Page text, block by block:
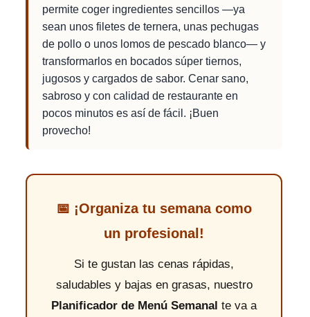
permite coger ingredientes sencillos —ya
sean unos filetes de ternera, unas pechugas
de pollo o unos lomos de pescado blanco— y
transformarlos en bocados súper tiernos,
jugosos y cargados de sabor. Cenar sano,
sabroso y con calidad de restaurante en
pocos minutos es así de fácil. ¡Buen
provecho!
📅 ¡Organiza tu semana como
un profesional!
Si te gustan las cenas rápidas,
saludables y bajas en grasas, nuestro
Planificador de Menú Semanal te va a